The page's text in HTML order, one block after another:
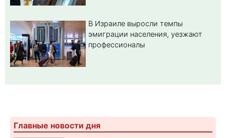
В Израиле выросли темпы
эмиграции населения, уезжают
профессионалы
Главные новости дня